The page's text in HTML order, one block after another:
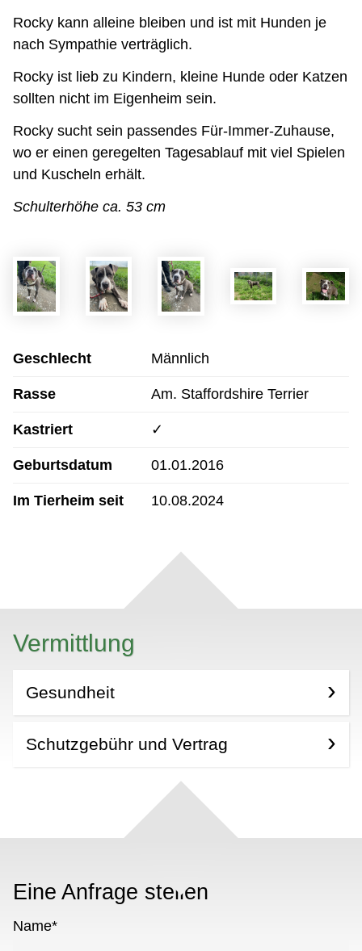
Rocky kann alleine bleiben und ist mit Hunden je
nach Sympathie verträglich.
Rocky ist lieb zu Kindern, kleine Hunde oder Katzen
sollten nicht im Eigenheim sein.
Rocky sucht sein passendes Für-Immer-Zuhause,
wo er einen geregelten Tagesablauf mit viel Spielen
und Kuscheln erhält.
Schulterhöhe ca. 53 cm
Geschlecht Männlich
Rasse Am. Staffordshire Terrier
Kastriert ✓
Geburtsdatum 01.01.2016
Im Tierheim seit 10.08.2024
Vermittlung
Gesundheit
Schutzgebühr und Vertrag
Eine Anfrage stellen
Name*